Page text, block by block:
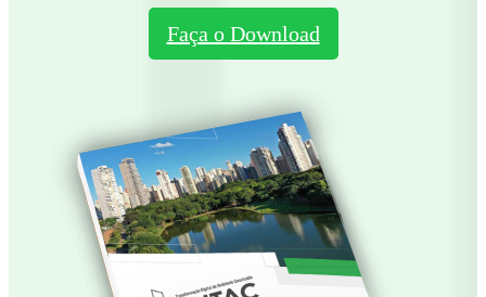
Faça o Download